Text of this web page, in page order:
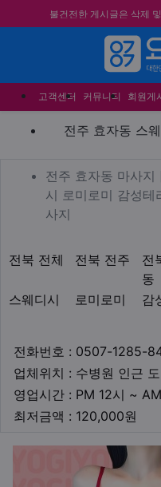
합법적이고 건전한 업체
★요기요기 설 연휴 휴무
★ 요기요기 업체회원 안
니다.
고객센터 커뮤니티 회원게
전주 효
전주 효자동 스
업체 정보
전주 효
전주 효자동 마사
시 로미로미 감성테
사지
전북 전체 전북 전주
전
동
지역1
스웨디시
로미로미 감
테마
전화번호 : 0507-1285-
업체위치 : 수병원 인근
영업시간 : PM 12시 ~
최저금액 : 120,000원